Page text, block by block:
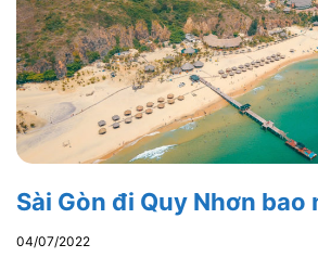
Sài Gòn đi Quy Nhơn
04/07/2022